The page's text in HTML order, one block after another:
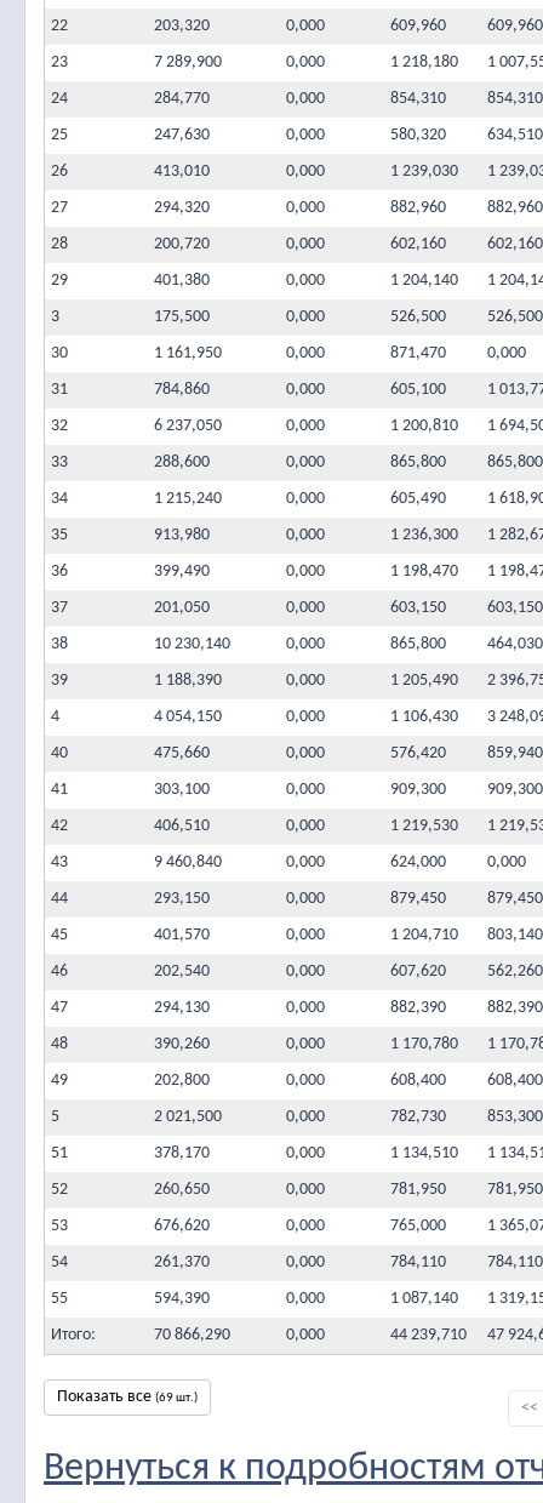
22
203,320 0,000 609,960
609,960
23
7 289,900 0,000 1 218,180
1
24
284,770 0,000 854,310
854,310
25
247,630 0,000 580,320
634,510
26
413,010 0,000 1 239,030
1
27
294,320 0,000 882,960
882,960
28
200,720 0,000 602,160
602,160
29
401,380 0,000 1 204,140
1
3
175,500 0,000 526,500
526,500
30
1 161,950 0,000 871,470
0,000
31
784,860 0,000 605,100
1
32
6 237,050 0,000 1 200,810
1
33
288,600 0,000 865,800
865,800
34
1 215,240 0,000 605,490
1
35
913,980 0,000 1 236,300
1
36
399,490 0,000 1 198,470
1
37
201,050 0,000 603,150
603,150
38
10 230,140 0,000 865,800
464,030
39
1 188,390 0,000 1 205,490
2
4
4 054,150 0,000 1 106,430
3
40
475,660 0,000 576,420
859,940
41
303,100 0,000 909,300
909,300
42
406,510 0,000 1 219,530
1
43
9 460,840 0,000 624,000
0,000
44
293,150 0,000 879,450
879,450
45
401,570 0,000 1 204,710
803,140
46
202,540 0,000 607,620
562,260
47
294,130 0,000 882,390
882,390
48
390,260 0,000 1 170,780
1
49
202,800 0,000 608,400
608,400
5
2 021,500 0,000 782,730
853,300
51
378,170 0,000 1 134,510
1
52
260,650 0,000 781,950
781,950
53
676,620 0,000 765,000
1
54
261,370 0,000 784,110
784,110
55
594,390 0,000 1 087,140
1
Итого:
70 866,290 0,000 44 239,710 47
Показать все (69 шт.)
<<
Вернуться к подробностям